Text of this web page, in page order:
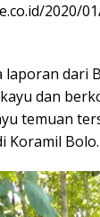
2020/
laporan dari
dan
temuan
Koramil Bolo.